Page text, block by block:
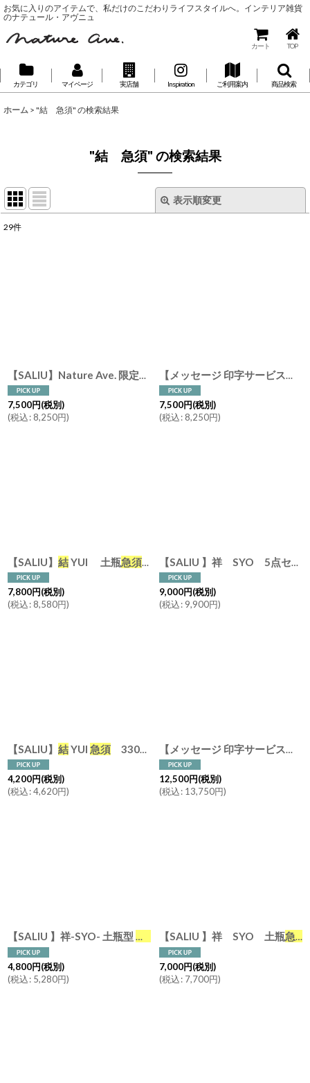
お気に入りのアイテムで、私だけのこだわりライフスタイルへ。インテリア雑貨
のナテュール・アヴニュ
カート TOP
カテゴリ マイページ 実店舗 Inspiration ご利用案内 商品検索
ホーム > "結 急須" の検索結果
"結 急須" の検索結果
表示順変更
29件
【SALIU】Nature Ave. 限定カラー 薄墨 結 YUI 土瓶急須
7,500円(税別)
(税込: 8,250円)
【メッセージ 印字サービス】【SALIU】
7,500円(税別)
(税込: 8,250円)
【SALIU】 結YUI 土瓶急須330ml Nature Ave.オリジナル
7,800円(税別)
(税込: 8,580円)
【SALIU 】祥 SYO 5点セット 土瓶
9,000円(税別)
(税込: 9,900円)
【SALIU】 結YUI 急須 330ml 横手 白 灰 浅葱 墨 美濃焼
4,200円(税別)
(税込:4,620円)
【メッセージ 印字サービス】【SALIU】
12,500円(税別)
(税込: 13,750円)
【SALIU 】祥-SYO- 土瓶型
急須 木製ハンドル 美濃焼 日本製
4,800円(税別)
(税込: 5,280円)
【SALIU 】祥 SYO 土瓶急須
7,000円(税別)
(税込: 7,700円)